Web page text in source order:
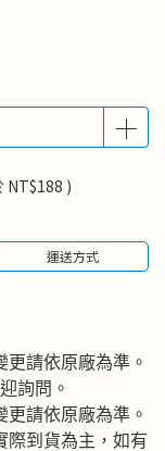
NT$188 )
運送方式
請依原廠為準。
詢問。
請依原廠為準。
際到貨為主，如有